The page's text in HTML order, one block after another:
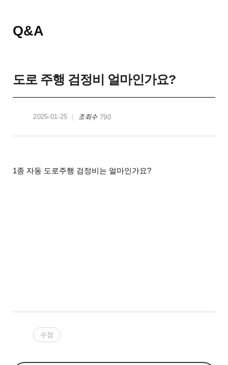
Q&A
도로 주행 검정비 얼마인가요?
2025-01-25 조회수 790
1종 자동 도로주행 검정비는 얼마인가요?
수정